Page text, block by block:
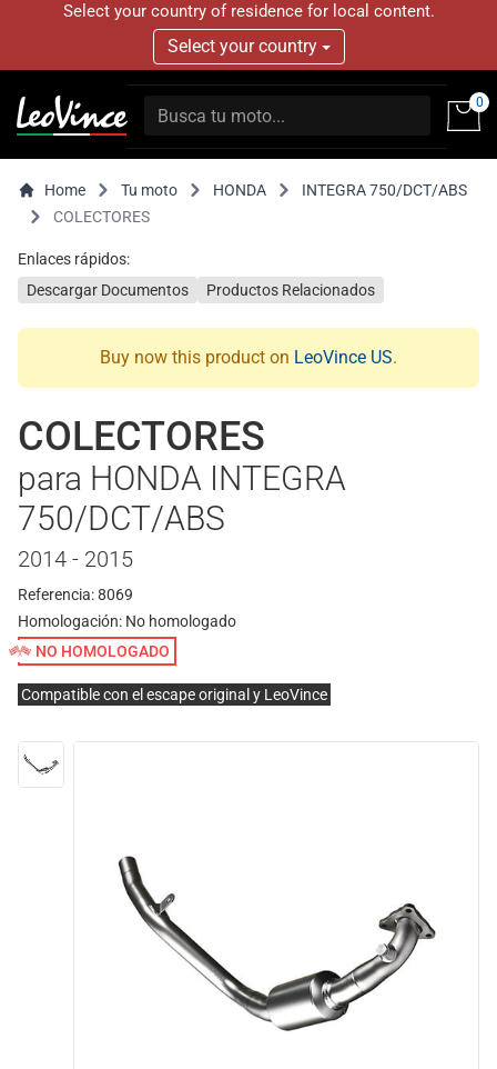
Select your country of residence for local content.
Select your country
0
Home Tu moto HONDA
INTEGRA 750/DCT/ABS
COLECTORES
Enlaces rápidos:
Descargar Documentos
Productos Relacionados
Buy now this product on LeoVince US.
COLECTORES
para HONDA INTEGRA
750/DCT/ABS
2014 - 2015
Referencia: 8069
Homologación: No homologado
NO HOMOLOGADO
Compatible con el escape original y LeoVince